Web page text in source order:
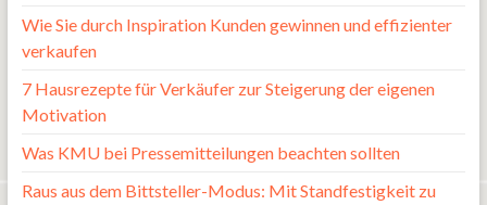
Wie Sie durch Inspiration Kunden gewinnen und effizienter
verkaufen
7 Hausrezepte für Verkäufer zur Steigerung der eigenen
Motivation
Was KMU bei Pressemitteilungen beachten sollten
Raus aus dem Bittsteller-Modus: Mit Standfestigkeit zu